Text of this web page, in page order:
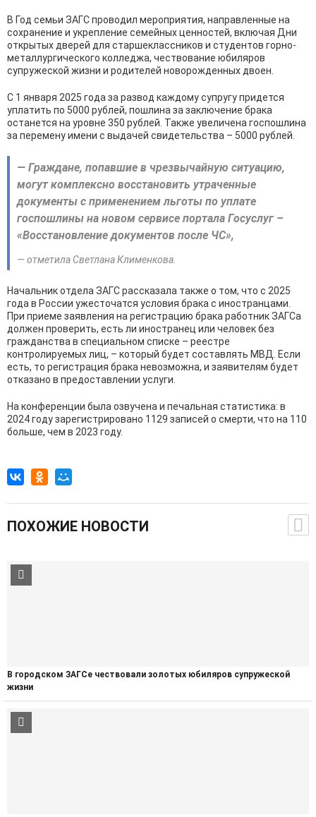
В Год семьи ЗАГС проводил мероприятия, направленные на
сохранение и укрепление семейных ценностей, включая Дни
открытых дверей для старшеклассников и студентов горно-
металлургического колледжа, чествование юбиляров
супружеской жизни и родителей новорожденных двоен.
С 1 января 2025 года за развод каждому супругу придется
уплатить по 5000 рублей, пошлина за заключение брака
останется на уровне 350 рублей. Также увеличена госпошлина
за перемену имени с выдачей свидетельства – 5000 рублей.
— Граждане, попавшие в чрезвычайную ситуацию,
могут комплексно восстановить утраченные
документы с применением льготы по уплате
госпошлины на новом сервисе портала Госуслуг –
«Восстановление документов после ЧС»,
— отметила Светлана Клименкова.
Начальник отдела ЗАГС рассказала также о том, что с 2025
года в России ужесточатся условия брака с иностранцами.
При приеме заявления на регистрацию брака работник ЗАГСа
должен проверить, есть ли иностранец или человек без
гражданства в специальном списке – реестре
контролируемых лиц, – который будет составлять МВД. Если
есть, то регистрация брака невозможна, и заявителям будет
отказано в предоставлении услуги.
На конференции была озвучена и печальная статистика: в
2024 году зарегистрировано 1129 записей о смерти, что на 110
больше, чем в 2023 году.
ПОХОЖИЕ НОВОСТИ
В городском ЗАГСе чествовали золотых юбиляров супружеской
жизни